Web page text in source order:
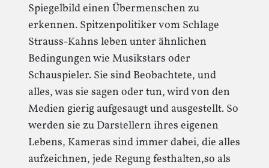
Spiegelbild einen Übermenschen zu
erkennen. Spitzenpolitiker vom Schlage
Strauss-Kahns leben unter ähnlichen
Bedingungen wie Musikstars oder
Schauspieler. Sie sind Beobachtete, und
alles, was sie sagen oder tun, wird von den
Medien gierig aufgesaugt und ausgestellt. So
werden sie zu Darstellern ihres eigenen
Lebens, Kameras sind immer dabei, die alles
aufzeichnen, jede Regung festhalten,so als